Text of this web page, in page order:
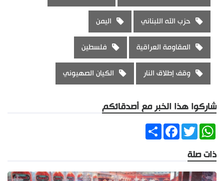
حزب الله اللبناني اليمن
المقاومة العراقية فلسطين
وقف إطلاق النار الكيان الصهيوني
شاركوا هذا الخبر مع أصدقائكم
ShareFacebookTwitter
WhatsApp
ذات صلة